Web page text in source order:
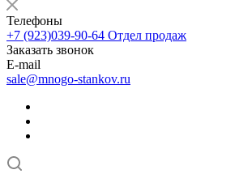
Телефоны
+7 (923)039-90-64 Отдел продаж
Заказать звонок
E-mail
sale@mnogo-stankov.ru